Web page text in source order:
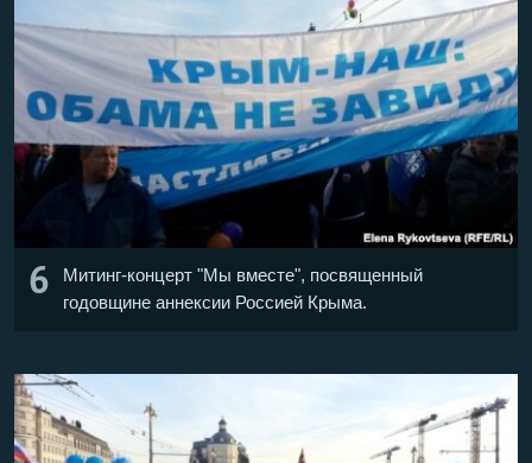
6
Митинг-концерт "Мы вместе", посвященный
годовщине аннексии Россией Крыма.